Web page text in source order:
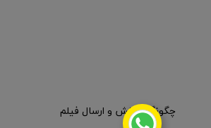
چگونگی پخش و ارسال فیلم